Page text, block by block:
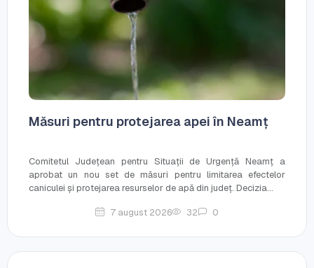
Măsuri pentru protejarea apei în Neamț
Comitetul Județean pentru Situații de Urgență Neamț a
aprobat un nou set de măsuri pentru limitarea efectelor
caniculei și protejarea resurselor de apă din județ. Decizia...
7 august 2026 32 0